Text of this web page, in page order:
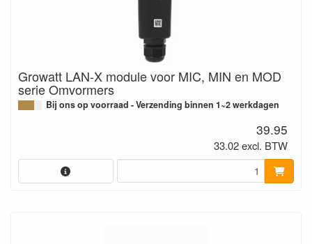
Growatt LAN-X module voor MIC, MIN en MOD
serie Omvormers
Bij ons op voorraad - Verzending binnen 1~2 werkdagen
39.95
33.02 excl. BTW